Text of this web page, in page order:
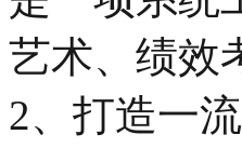
艺术、绩效
2、打造一